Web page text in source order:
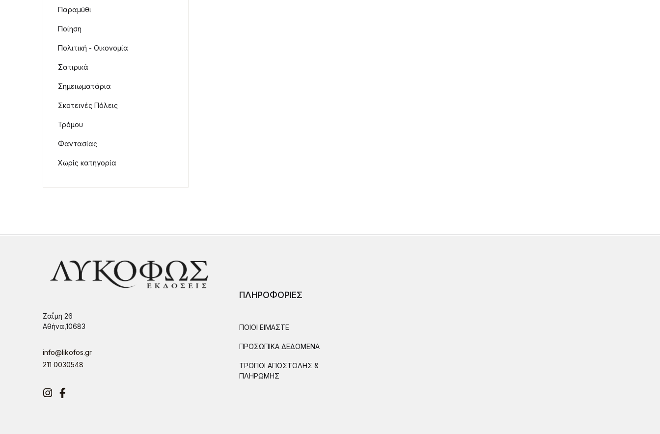
Παραμύθι
Ποίηση
Πολιτική - Οικονομία
Σατιρικά
Σημειωματάρια
Σκοτεινές Πόλεις
Τρόμου
Φαντασίας
Χωρίς κατηγορία
Ζαΐμη 26
Αθήνα,10683
info@likofos.gr
211 0030548
Instagram
Facebook
ΠΛΗΡΟΦΟΡΙΕΣ
ΠΟΙΟΙ ΕΙΜΑΣΤΕ
ΠΡΟΣΩΠΙΚΑ ΔΕΔΟΜΕΝΑ
ΤΡΟΠΟΙ ΑΠΟΣΤΟΛΗΣ &
ΠΛΗΡΩΜΗΣ